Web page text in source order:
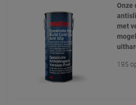
Onze
met
195